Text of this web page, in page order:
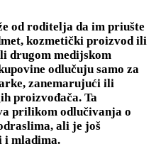
od roditelja da im priušte
kozmetički proizvod ili
drugom medijskom
odlučuju samo za
zanemarujući ili
proizvođača. Ta
prilikom odlučivanja o
ali je još
i mladima.